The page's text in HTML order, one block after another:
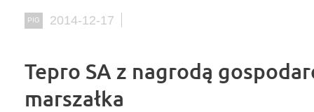
PIG 2014-12-17
Tepro SA z nagrodą
marszałka